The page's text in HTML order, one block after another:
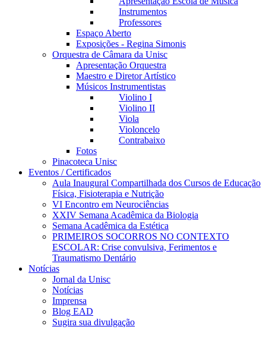
Instrumentos
Professores
Espaço Aberto
Exposições - Regina Simonis
Orquestra de Câmara da Unisc
Apresentação Orquestra
Maestro e Diretor Artístico
Músicos Instrumentistas
Violino I
Violino II
Viola
Violoncelo
Contrabaixo
Fotos
Pinacoteca Unisc
Eventos / Certificados
Aula Inaugural Compartilhada dos Cursos de Educação
Física, Fisioterapia e Nutrição
VI Encontro em Neurociências
XXIV Semana Acadêmica da Biologia
Semana Acadêmica da Estética
PRIMEIROS SOCORROS NO CONTEXTO
ESCOLAR: Crise convulsiva, Ferimentos e
Traumatismo Dentário
Notícias
Jornal da Unisc
Notícias
Imprensa
Blog EAD
Sugira sua divulgação